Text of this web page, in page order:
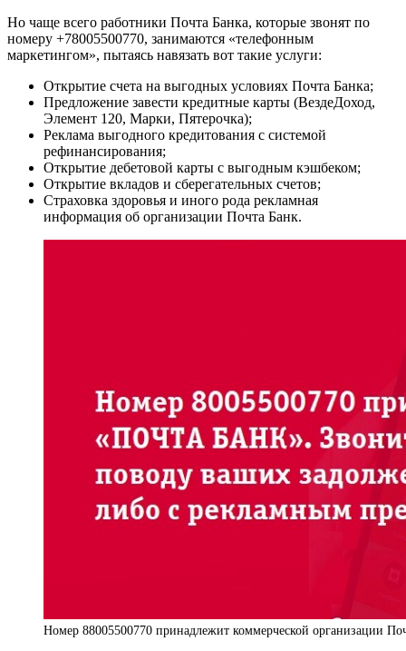
Но чаще всего работники Почта Банка, которые звонят по
номеру +78005500770, занимаются «телефонным
маркетингом», пытаясь навязать вот такие услуги:
Открытие счета на выгодных условиях Почта Банка;
Предложение завести кредитные карты (ВездеДоход,
Элемент 120, Марки, Пятерочка);
Реклама выгодного кредитования с системой
рефинансирования;
Открытие дебетовой карты с выгодным кэшбеком;
Открытие вкладов и сберегательных счетов;
Страховка здоровья и иного рода рекламная
информация об организации Почта Банк.
Номер 88005500770 принадлежит коммерческой организации